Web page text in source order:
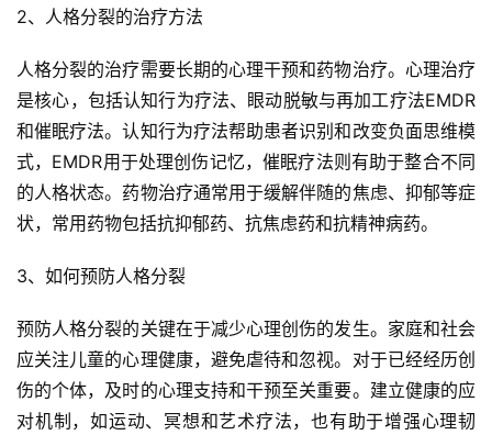
2、人格分裂的治疗方法
人格分裂的治疗需要长期的心理干预和药物治疗。心理治疗
是核心，包括认知行为疗法、眼动脱敏与再加工疗法EMDR
和催眠疗法。认知行为疗法帮助患者识别和改变负面思维模
式，EMDR用于处理创伤记忆，催眠疗法则有助于整合不同
的人格状态。药物治疗通常用于缓解伴随的焦虑、抑郁等症
状，常用药物包括抗抑郁药、抗焦虑药和抗精神病药。
3、如何预防人格分裂
预防人格分裂的关键在于减少心理创伤的发生。家庭和社会
应关注儿童的心理健康，避免虐待和忽视。对于已经经历创
伤的个体，及时的心理支持和干预至关重要。建立健康的应
对机制，如运动、冥想和艺术疗法，也有助于增强心理韧